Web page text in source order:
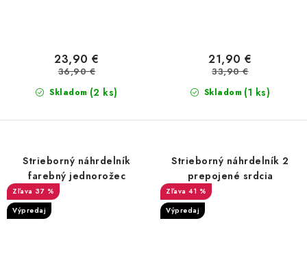
Skladom (2 ks)
23,90 €
36,90 €
Skladom (1 ks)
21,90 €
33,90 €
Strieborný náhrdelník
farebný jednorožec
37 %
Výpredaj
Strieborný náhrdelník 2
prepojené srdcia
41 %
Výpredaj